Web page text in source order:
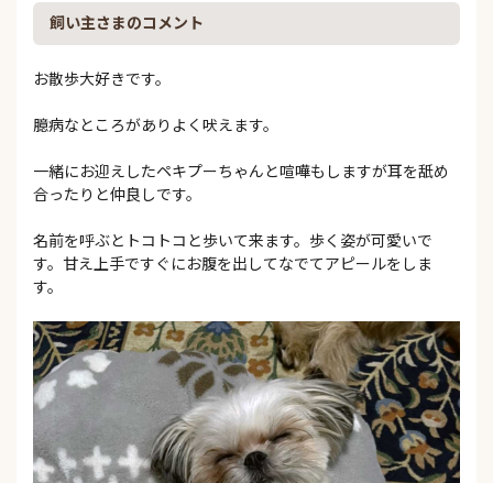
飼い主さまのコメント
お散歩大好きです。
臆病なところがありよく吠えます。
一緒にお迎えしたペキプーちゃんと喧嘩もしますが耳を舐め
合ったりと仲良しです。
名前を呼ぶとトコトコと歩いて来ます。歩く姿が可愛いで
す。甘え上手ですぐにお腹を出してなでてアピールをしま
す。